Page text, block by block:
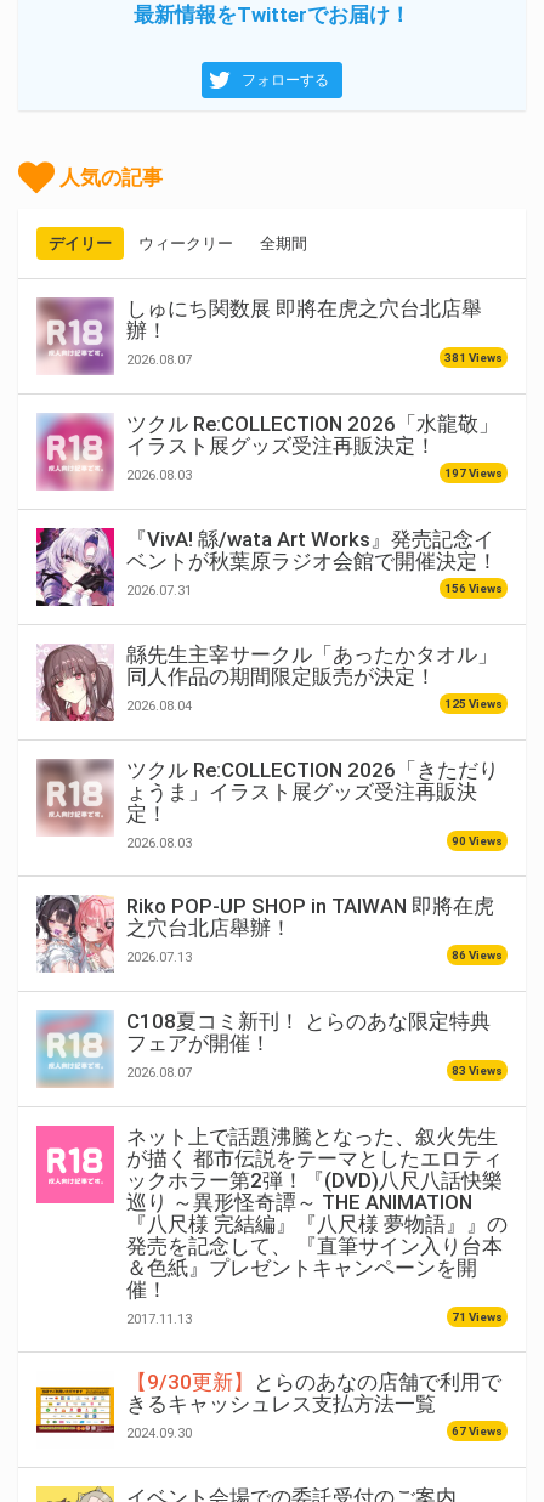
最新情報をTwitterでお届け！
フォローする
人気の記事
デイリー ウィークリー 全期間
しゅにち関数展 即將在虎之穴台北店舉
辦！
2026.08.07 381 Views
ツクル Re:COLLECTION 2026「水龍敬」
イラスト展グッズ受注再販決定！
2026.08.03 197 Views
『VivA! 緜/wata Art Works』発売記念イ
ベントが秋葉原ラジオ会館で開催決定！
2026.07.31 156 Views
緜先生主宰サークル「あったかタオル」
同人作品の期間限定販売が決定！
2026.08.04 125 Views
ツクル Re:COLLECTION 2026「きただり
ょうま」イラスト展グッズ受注再販決
定！
2026.08.03 90 Views
Riko POP-UP SHOP in TAIWAN 即將在虎
之穴台北店舉辦！
2026.07.13 86 Views
C108夏コミ新刊！ とらのあな限定特典
フェアが開催！
2026.08.07 83 Views
ネット上で話題沸騰となった、叙火先生
が描く 都市伝説をテーマとしたエロティ
ックホラー第2弾！『(DVD)八尺八話快樂
巡り ～異形怪奇譚～ THE ANIMATION
『八尺様 完結編』『八尺様 夢物語』』の
発売を記念して、 『直筆サイン入り台本
＆色紙』プレゼントキャンペーンを開
催！
2017.11.13 71 Views
【9/30更新】
とらのあなの店舗で利用で
きるキャッシュレス支払方法一覧
2024.09.30 67 Views